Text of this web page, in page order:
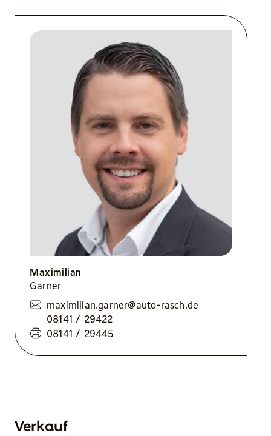
Maximilian
Garner
maximilian.garner@auto-rasch.de
08141 / 29422
08141 / 29445
Verkauf